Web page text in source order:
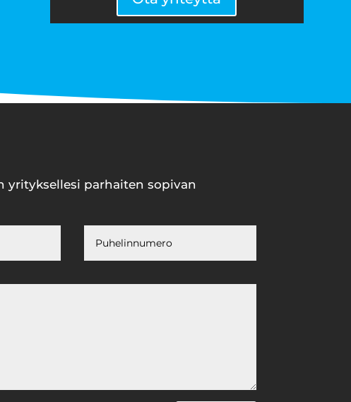
parhaiten sopivan